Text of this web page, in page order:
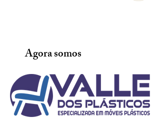
Agora somos